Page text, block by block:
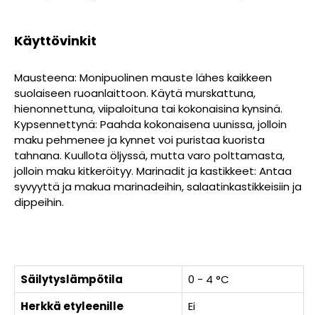
Käyttövinkit
Mausteena: Monipuolinen mauste lähes kaikkeen
suolaiseen ruoanlaittoon. Käytä murskattuna,
hienonnettuna, viipaloituna tai kokonaisina kynsinä.
Kypsennettynä: Paahda kokonaisena uunissa, jolloin
maku pehmenee ja kynnet voi puristaa kuorista
tahnana. Kuullota öljyssä, mutta varo polttamasta,
jolloin maku kitkeröityy. Marinadit ja kastikkeet: Antaa
syvyyttä ja makua marinadeihin, salaatinkastikkeisiin ja
dippeihin.
Säilytyslämpötila
0 - 4 °C
Herkkä etyleenille
Ei